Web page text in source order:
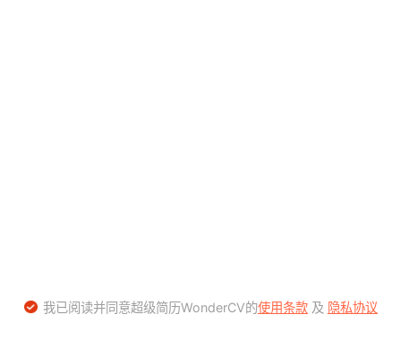
我已阅读并同意超级简历WonderCV的使用条款及 隐私协议